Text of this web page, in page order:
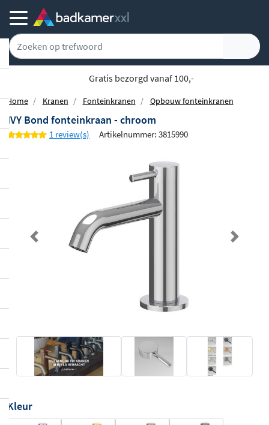
Gratis bezorgd vanaf 100,-
Home Kranen Fonteinkranen Opbouw fonteinkranen
IVY Bond fonteinkraan - chroom
1 review(s) Artikelnummer: 3815990
Previous Next
Kleur